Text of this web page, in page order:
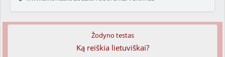
Žodyno testas
Ką reiškia lietuviškai?